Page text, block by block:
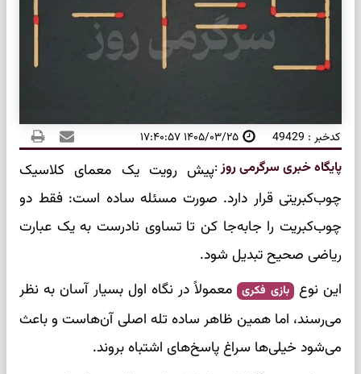
کدخبر : 49429 ۱۴۰۵/۰۳/۲۵ ۱۷:۴۰:۵۷
پایگاه خبری سرگرمی روز:پیش رویت یک معمای کلاسیک
چوب‌کبریتی قرار دارد. صورت مسئله ساده است: فقط دو
چوب‌کبریت را جابه‌جا کن تا تساوی نادرست به یک عبارت
ریاضی صحیح تبدیل شود.
این نوع بازی فکری معمولاً در نگاه اول بسیار آسان به نظر
می‌رسند، اما همین ظاهر ساده تله اصلی آن‌هاست و باعث
می‌شود خیلی‌ها سراغ پاسخ‌های اشتباه بروند.